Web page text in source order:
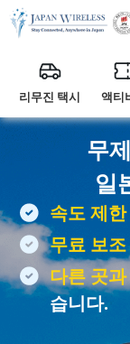
리무진 택시 액티
무
일
속도 제
무료 보
다른 곳
습니다.